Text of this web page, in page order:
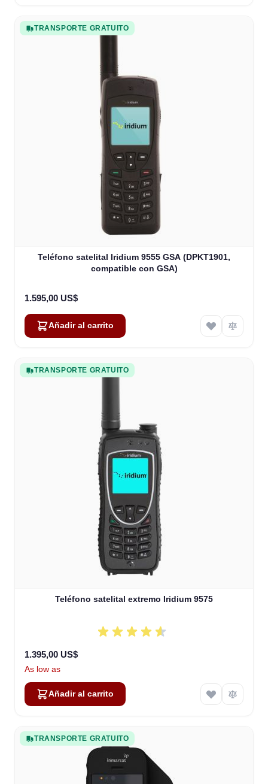
TRANSPORTE GRATUITO
Teléfono satelital Iridium 9555 GSA (DPKT1901,
compatible con GSA)
1.595,00 US$
Añadir al carrito
TRANSPORTE GRATUITO
Teléfono satelital extremo Iridium 9575
1.395,00 US$
As low as
Añadir al carrito
TRANSPORTE GRATUITO